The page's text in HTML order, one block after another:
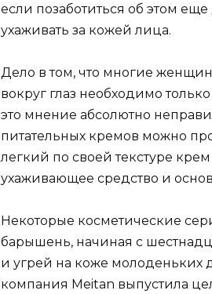
если позаботиться об этом
ухаживать за кожей лица.
Дело в том, что многие
вокруг глаз необходимо
это мнение абсолютно
питательных кремов можно
легкий по своей текстуре
ухаживающее средство и
Некоторые косметические
барышень, начиная с
и угрей на коже молоденьких
компания Meitan выпустила